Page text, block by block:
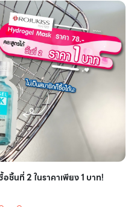
ชิ้นที่ 2 ในราคาเพียง 1 บาท!